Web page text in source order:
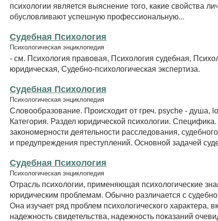
психологии является выяснение того, какие свойства
обусловливают успешную профессиональную...
Судебная Психология
Психологическая энциклопедия
- см. Психология правовая, Психология судебная,
юридическая, Судебно-психологическая экспертиза.
Судебная Психология
Психологическая энциклопедия
Словообразование. Происходит от греч. psyche - душа,
Категория. Раздел юридической психологии. Специфика.
закономерности деятельности расследования,
и предупреждения преступлений. Основной задачей
Судебная Психология
Психологическая энциклопедия
Отрасль психологии, применяющая психологические
юридическим проблемам. Обычно различается с
Она изучает ряд проблем психологического характера,
надежность свидетельства, надежность показаний